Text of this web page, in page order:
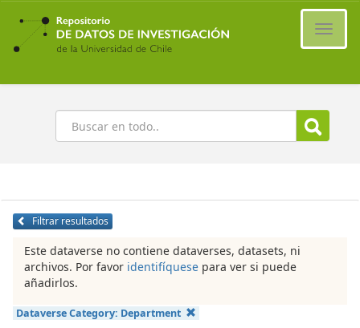
Ir
contenido
principal
Buscar
Filtrar resultados
Este dataverse no contiene dataverses, datasets, ni
archivos. Por favor identifíquese para ver si puede
añadirlos.
Dataverse Category: Department